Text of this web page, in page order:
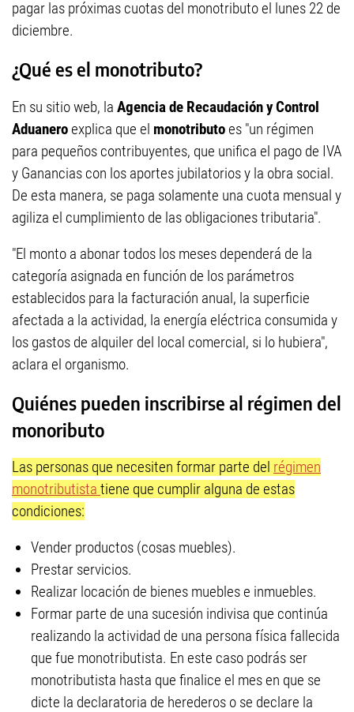
pagar las próximas cuotas del monotributo el lunes 22 de
diciembre.
¿Qué es el monotributo?
En su sitio web, la Agencia de Recaudación y Control
Aduaneroexplica que el monotributoes "un régimen
para pequeños contribuyentes, que unifica el pago de IVA
y Ganancias con los aportes jubilatorios y la obra social.
De esta manera, se paga solamente una cuota mensual y
agiliza el cumplimiento de las obligaciones tributaria".
"El monto a abonar todos los meses dependerá de la
categoría asignada en función de los parámetros
establecidos para la facturación anual, la superficie
afectada a la actividad, la energía eléctrica consumida y
los gastos de alquiler del local comercial, si lo hubiera",
aclara el organismo.
Quiénes pueden inscribirse al régimen del
monoributo
Las personas que necesiten formar parte del régimen
monotributista tiene que cumplir alguna de estas
condiciones:
Vender productos (cosas muebles).
Prestar servicios.
Realizar locación de bienes muebles e inmuebles.
Formar parte de una sucesión indivisa que continúa
realizando la actividad de una persona física fallecida
que fue monotributista. En este caso podrás ser
monotributista hasta que finalice el mes en que se
dicte la declaratoria de herederos o se declare la